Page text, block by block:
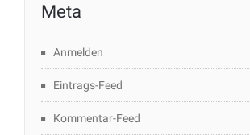
Meta
Anmelden
Eintrags-Feed
Kommentar-Feed